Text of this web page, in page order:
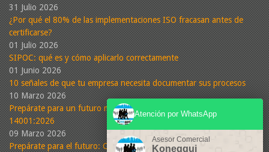
31 Julio 2026
¿Por qué el 80% de las implementaciones ISO fracasan antes de
certificarse?
01 Julio 2026
SIPOC: qué es y cómo aplicarlo correctamente
01 Junio 2026
10 señales de que tu empresa necesita documentar sus procesos
10 Marzo 2026
Prepárate para un futuro más sostenible: Conoce la nueva ISO
14001:2026
09 Marzo 2026
Prepárate para el futuro: Cambios propuestos en la nueva versión
Atención por WhatsApp
Asesor Comercial
Koneggui